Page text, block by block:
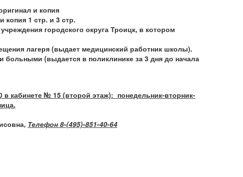
и копия
копия 1 стр. и 3 стр.
городского округа Троицк, в котором
лагеря (выдает медицинский работник школы).
больными (выдается в поликлинике за 3 дня до начала
в кабинете № 15 (второй этаж): понедельник-вторник-
Телефон 8-(495)-851-40-64